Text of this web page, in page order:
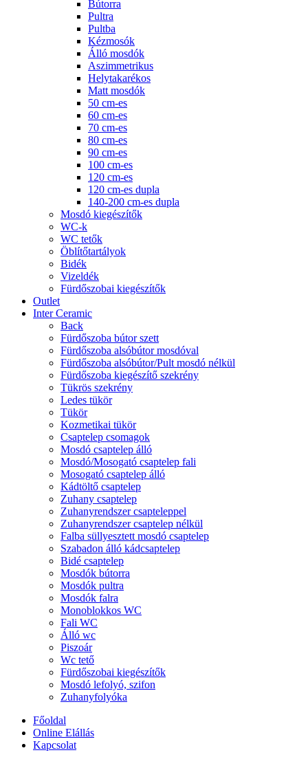
Bútorra
Pultra
Pultba
Kézmosók
Álló mosdók
Aszimmetrikus
Helytakarékos
Matt mosdók
50 cm-es
60 cm-es
70 cm-es
80 cm-es
90 cm-es
100 cm-es
120 cm-es
120 cm-es dupla
140-200 cm-es dupla
Mosdó kiegészítők
WC-k
WC tetők
Öblítőtartályok
Bidék
Vizeldék
Fürdőszobai kiegészítők
Outlet
Inter Ceramic
Back
Fürdőszoba bútor szett
Fürdőszoba alsóbútor mosdóval
Fürdőszoba alsóbútor/Pult mosdó nélkül
Fürdőszoba kiegészítő szekrény
Tükrös szekrény
Ledes tükör
Tükör
Kozmetikai tükör
Csaptelep csomagok
Mosdó csaptelep álló
Mosdó/Mosogató csaptelep fali
Mosogató csaptelep álló
Kádtöltő csaptelep
Zuhany csaptelep
Zuhanyrendszer csapteleppel
Zuhanyrendszer csaptelep nélkül
Falba süllyesztett mosdó csaptelep
Szabadon álló kádcsaptelep
Bidé csaptelep
Mosdók bútorra
Mosdók pultra
Mosdók falra
Monoblokkos WC
Fali WC
Álló wc
Piszoár
Wc tető
Fürdőszobai kiegészítők
Mosdó lefolyó, szifon
Zuhanyfolyóka
Főoldal
Online Elállás
Kapcsolat